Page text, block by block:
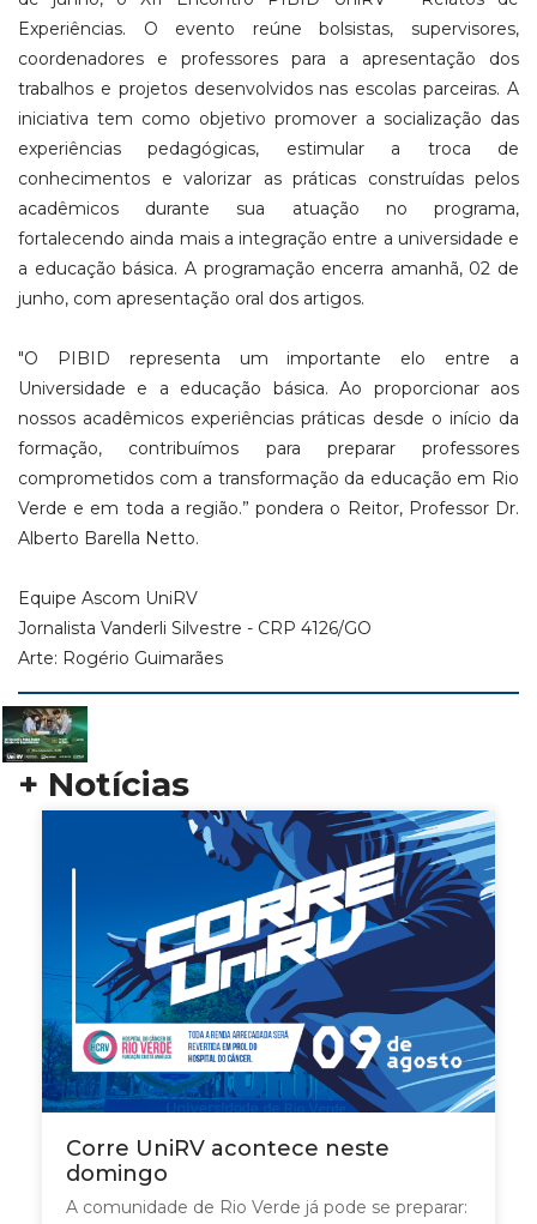
Experiências. O evento reúne bolsistas, supervisores,
coordenadores e professores para a apresentação dos
trabalhos e projetos desenvolvidos nas escolas parceiras. A
iniciativa tem como objetivo promover a socialização das
experiências pedagógicas, estimular a troca de
conhecimentos e valorizar as práticas construídas pelos
acadêmicos durante sua atuação no programa,
fortalecendo ainda mais a integração entre a universidade e
a educação básica. A programação encerra amanhã, 02 de
junho, com apresentação oral dos artigos.
"O PIBID representa um importante elo entre a
Universidade e a educação básica. Ao proporcionar aos
nossos acadêmicos experiências práticas desde o início da
formação, contribuímos para preparar professores
comprometidos com a transformação da educação em Rio
Verde e em toda a região.” pondera o Reitor, Professor Dr.
Alberto Barella Netto.
Equipe Ascom UniRV
Jornalista Vanderli Silvestre - CRP 4126/GO
Arte: Rogério Guimarães
+ Notícias
Corre UniRV acontece neste
domingo
A comunidade de Rio Verde já pode se preparar: